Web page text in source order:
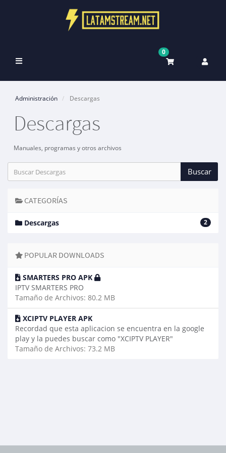
Alternar
0
Administración Descargas
Descargas
Manuales, programas y otros archivos
CATEGORÍAS
Descargas 2
POPULAR DOWNLOADS
SMARTERS PRO APK
IPTV SMARTERS PRO
Tamaño de Archivos: 80.2 MB
XCIPTV PLAYER APK
Recordad que esta aplicacion se encuentra en la google
play y la puedes buscar como "XCIPTV PLAYER"
Tamaño de Archivos: 73.2 MB